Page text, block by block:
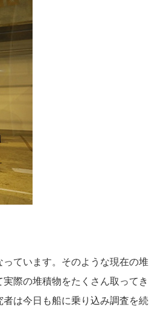
ています。そのような現在の堆
際の堆積物をたくさん取ってき
は今日も船に乗り込み調査を続